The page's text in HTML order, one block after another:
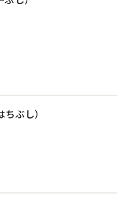
ぶし）